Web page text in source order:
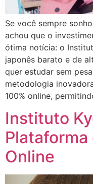
Se você sempre
achou que o
ótima notícia: o
japonês barato e de
quer estudar sem
metodologia
100% online,
Instituto
Online